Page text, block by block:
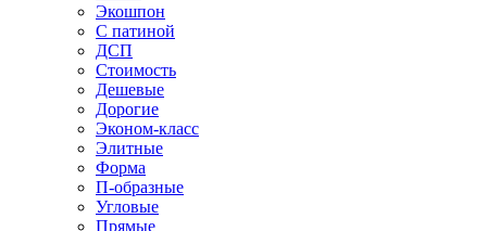
Экошпон
С патиной
ДСП
Стоимость
Дешевые
Дорогие
Эконом-класс
Элитные
Форма
П-образные
Угловые
Прямые